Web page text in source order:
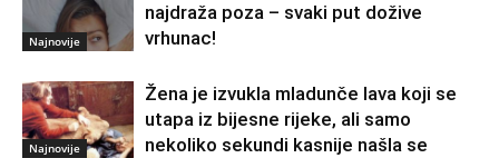
Najnovije
najdraža poza – svaki put dožive
vrhunac!
Najnovije
Žena je izvukla mladunče lava koji se
utapa iz bijesne rijeke, ali samo
nekoliko sekundi kasnije našla se